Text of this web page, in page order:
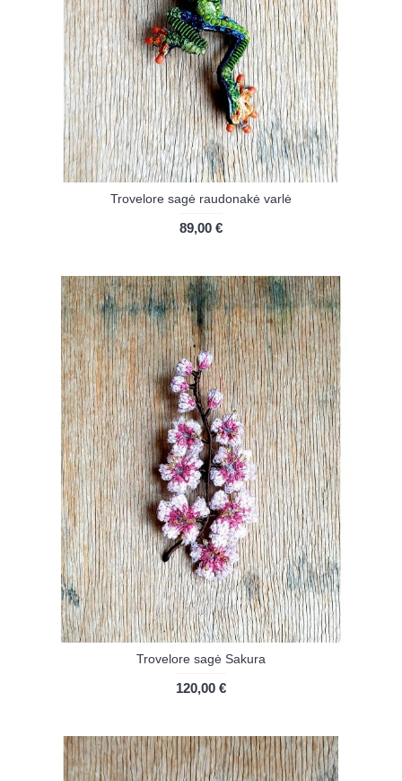
Trovelore sagė raudonakė varlė
89,00 €
Trovelore sagė Sakura
120,00 €